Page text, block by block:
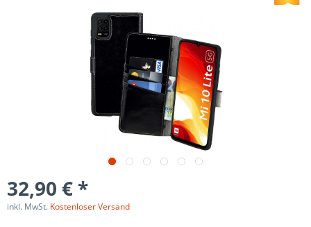
32,90 € *
inkl. MwSt. Kostenloser Versand